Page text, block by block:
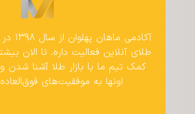
کمک تیم ما با بازار طلا آشنا شدن
اونها به موفقیت‌های